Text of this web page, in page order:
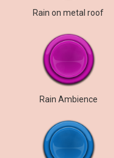
Rain on metal roof
Rain Ambience